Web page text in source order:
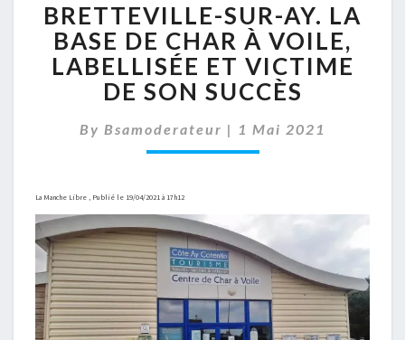
SUR-
AY.
LA
BASE
DE
À
VOILE,
VICTIME
DE
SON
SUCCÈS
BRETTEVILLE-SUR-AY. LA
BASE DE CHAR À VOILE,
LABELLISÉE ET VICTIME
DE SON SUCCÈS
By Bsamoderateur | 1 Mai 2021
La Manche Libre , Publié le 19/04/2021 à 17h12